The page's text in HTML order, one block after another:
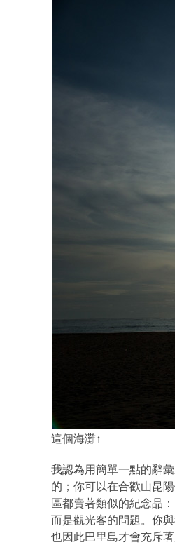
這個海灘↑
我認為用簡單一點的辭
的；你可以在合歡山昆
區都賣著類似的紀念品
而是觀光客的問題。你
也因此巴里島才會充斥